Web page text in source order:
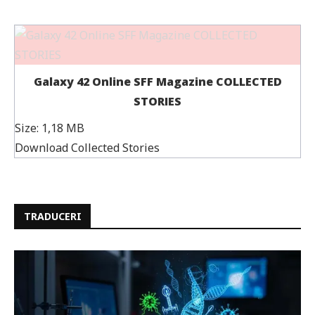
Galaxy 42 Online SFF Magazine COLLECTED
STORIES
Size: 1,18 MB
Download Collected Stories
TRADUCERI